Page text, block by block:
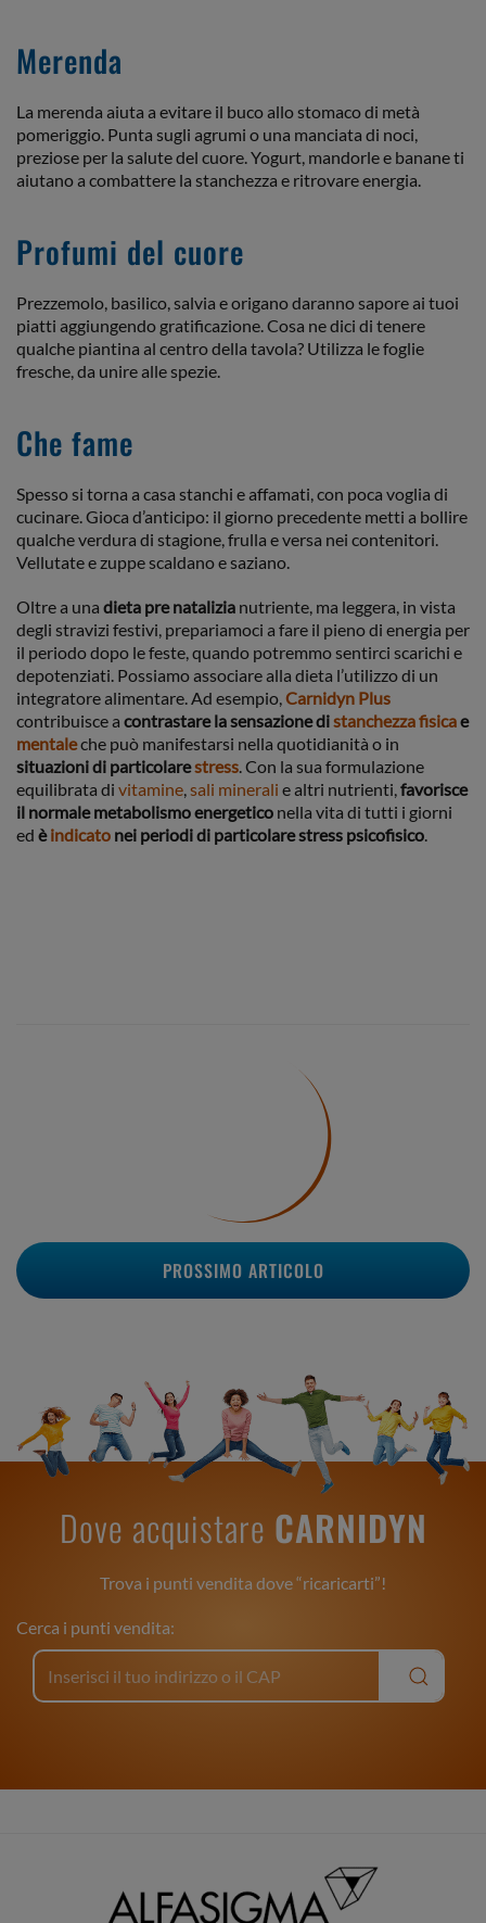
Merenda
La merenda aiuta a evitare il buco allo stomaco di metà
pomeriggio. Punta sugli agrumi o una manciata di noci,
preziose per la salute del cuore. Yogurt, mandorle e banane ti
aiutano a combattere la stanchezza e ritrovare energia.
Profumi del cuore
Prezzemolo, basilico, salvia e origano daranno sapore ai tuoi
piatti aggiungendo gratificazione. Cosa ne dici di tenere
qualche piantina al centro della tavola? Utilizza le foglie
fresche, da unire alle spezie.
Che fame
Spesso si torna a casa stanchi e affamati, con poca voglia di
cucinare. Gioca d’anticipo: il giorno precedente metti a bollire
qualche verdura di stagione, frulla e versa nei contenitori.
Vellutate e zuppe scaldano e saziano.
Oltre a una dieta pre natalizia nutriente, ma leggera, in vista
degli stravizi festivi, prepariamoci a fare il pieno di energia per
il periodo dopo le feste, quando potremmo sentirci scarichi e
depotenziati. Possiamo associare alla dieta l’utilizzo di un
integratore alimentare. Ad esempio,Carnidyn Plus
contribuisce a contrastare la sensazione distanchezza fisicae
mentaleche può manifestarsi nella quotidianità o in
situazioni di particolarestress. Con la sua formulazione
equilibrata di vitamine,sali minerali e altri nutrienti,favorisce
il normale metabolismo energetico nella vita di tutti i giorni
ed èindicato nei periodi di particolare stress psicofisico.
PROSSIMO ARTICOLO
Dove acquistare CARNIDYN
Trova i punti vendita dove “ricaricarti”!
Cerca i punti vendita: